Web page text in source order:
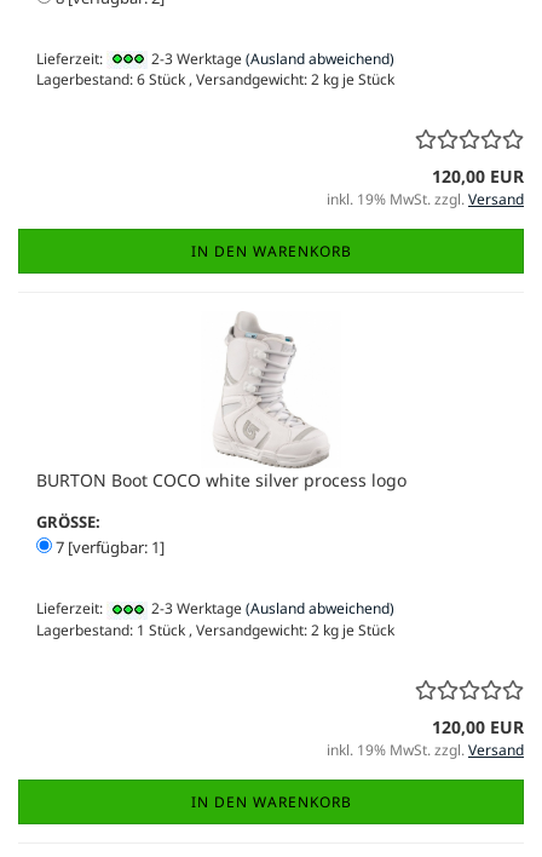
Lieferzeit: 2-3 Werktage(Ausland abweichend)
Lagerbestand: 6 Stück , Versandgewicht:2 kg je Stück
120,00 EUR
inkl. 19% MwSt. zzgl.Versand
IN DEN WARENKORB
BURTON Boot COCO white silver process logo
GRÖSSE:
7 [verfügbar: 1]
Lieferzeit: 2-3 Werktage(Ausland abweichend)
Lagerbestand: 1 Stück , Versandgewicht:2 kg je Stück
120,00 EUR
inkl. 19% MwSt. zzgl.Versand
IN DEN WARENKORB